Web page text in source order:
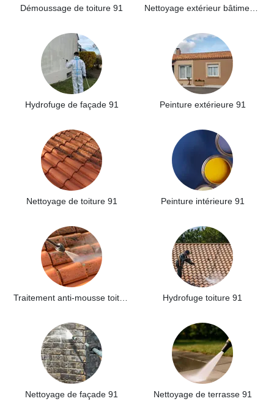
Démoussage de toiture 91
Hydrofuge de façade 91 Peinture extérieure 91
Nettoyage de toiture 91 Peinture intérieure 91
Hydrofuge toiture 91
Nettoyage de façade 91 Nettoyage de terrasse 91